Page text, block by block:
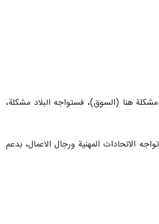
هنا (السوق)، فستواجه البلاد مشكلة،
الاتحادات المهنية ورجال الاعمال، بدعم